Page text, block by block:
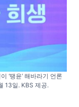
‘땡윤’ 해바라기 언론
13일. KBS 제공.